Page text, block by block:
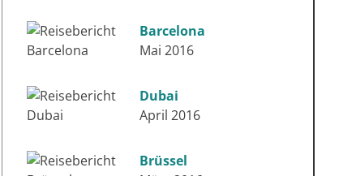
Barcelona
Mai 2016
Dubai
April 2016
Brüssel